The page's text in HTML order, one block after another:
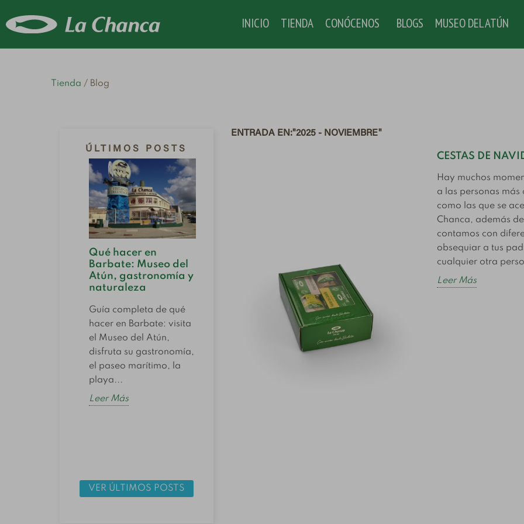
INICIO TIENDA CONÓCENOS BLOGS MUSEO DEL ATÚN
Tienda Blog
ÚLTIMOS POSTS
Qué hacer en
Barbate: Museo del
Atún, gastronomía y
naturaleza
Guía completa de qué
hacer en Barbate: visita
el Museo del Atún,
disfruta su gastronomía,
el paseo marítimo, la
playa...
Leer Más
alternativas al atún
que deberías probar
Descubre la caballa, la
melva y las sardinillas
como alternativas al
atún en conserva: en
Tendencias del
consumo de pescado
y conservas en
España 2026
tendencias del consumo
VER ÚLTIMOS POSTS
ENTRADA EN:"2025 - NOVIEMBRE"
CESTAS DE
Hay muchos
a las personas
como las que se
Chanca, además
contamos con
obsequiar a tus
cualquier otra
Leer Más